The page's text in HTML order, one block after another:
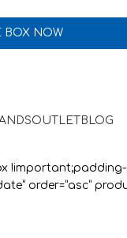
NOW
OUTLET BLOG
order=”asc”